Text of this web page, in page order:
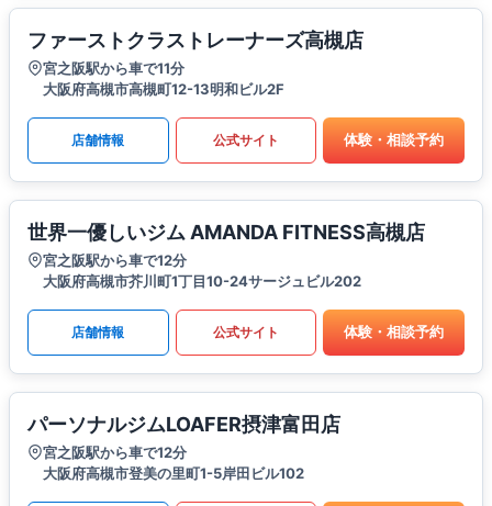
ファーストクラストレーナーズ高槻店
宮之阪駅から車で11分
大阪府高槻市高槻町12-13明和ビル2F
店舗情報 公式サイト 体験・相談予約
世界一優しいジム AMANDA FITNESS高槻店
宮之阪駅から車で12分
大阪府高槻市芥川町1丁目10-24サージュビル202
店舗情報 公式サイト 体験・相談予約
パーソナルジムLOAFER摂津富田店
宮之阪駅から車で12分
大阪府高槻市登美の里町1-5岸田ビル102